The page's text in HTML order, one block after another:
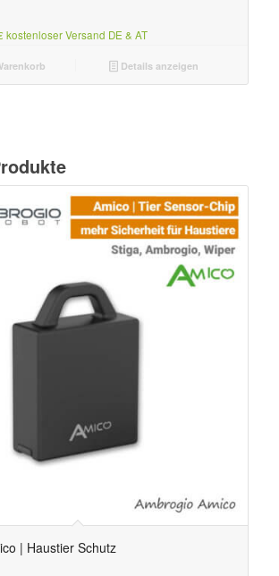
kostenloser Versand DE & AT
Details anzeigen
| Haustier Schutz